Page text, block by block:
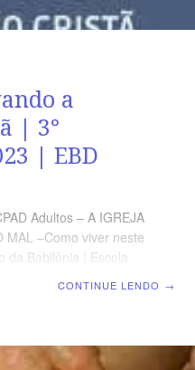
a
| 3°
| EBD
Adultos – A IGREJA
MAL –Como viver neste
da Babilônia | Escola
a prática e a defesa
CONTINUE LENDO →